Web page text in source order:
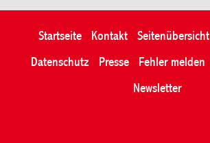
Startseite Kontakt Seitenübersicht
Datenschutz
Presse Fehler melden
Newsletter